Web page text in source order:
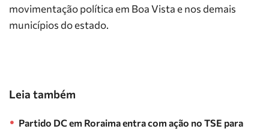
movimentação política em Boa Vista e nos demais
municípios do estado.
Leia também
Partido DC em Roraima entra com ação no TSE para